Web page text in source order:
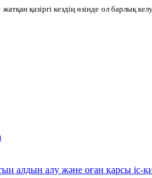
қазіргі кездің өзінде ол барлық
алдын алу және оған қарсы іс-